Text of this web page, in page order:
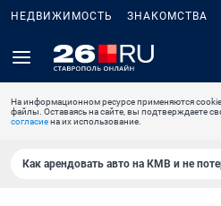
НЕДВИЖИМОСТЬ ЗНАКОМСТВА
На информационном ресурсе применяются
файлы. Оставаясь на сайте, вы подтверждаете
согласиена их использование.
Как арендовать авто на КМВ и не